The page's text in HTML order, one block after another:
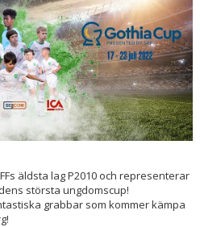
äldsta lag P2010 och representerar
största ungdomscup!
grabbar som kommer kämpa